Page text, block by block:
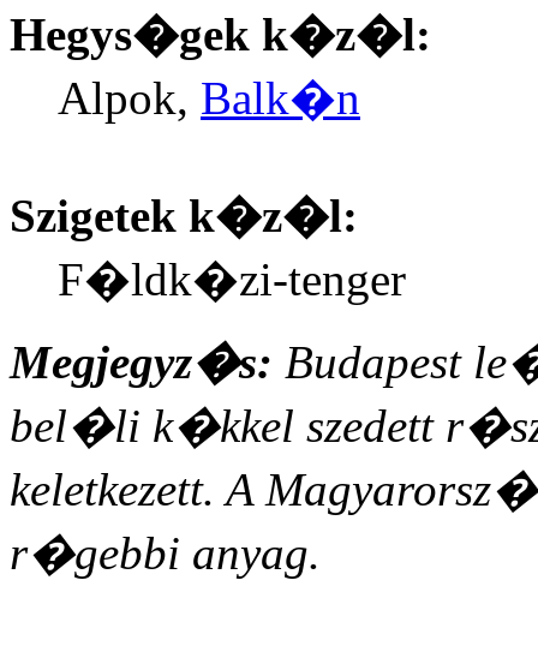
Hegys�gek k�z�l:
Alpok, Balk�n
Szigetek k�z�l:
F�ldk�zi-tenger
Megjegyz�s: Budapest
bel�li k�kkel szedett
keletkezett. A
r�gebbi anyag.